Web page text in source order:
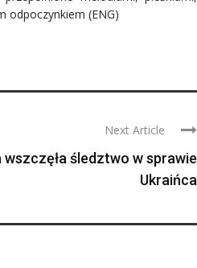
odpoczynkiem (ENG)
Next Article
śledztwo w sprawie
Ukraińca